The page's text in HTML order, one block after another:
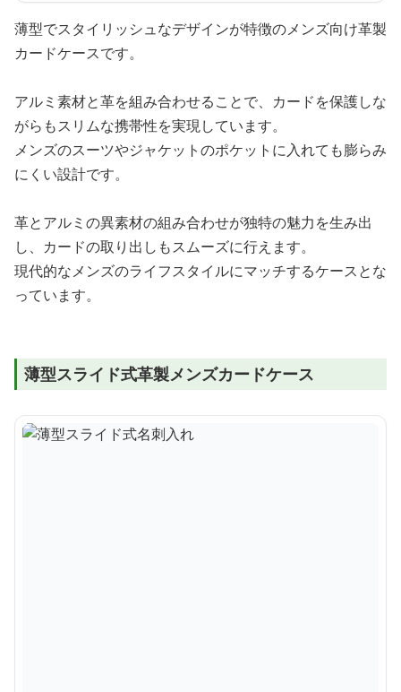
薄型でスタイリッシュなデザインが特徴のメンズ向け革製
カードケースです。
アルミ素材と革を組み合わせることで、カードを保護しな
がらもスリムな携帯性を実現しています。
メンズのスーツやジャケットのポケットに入れても膨らみ
にくい設計です。
革とアルミの異素材の組み合わせが独特の魅力を生み出
し、カードの取り出しもスムーズに行えます。
現代的なメンズのライフスタイルにマッチするケースとな
っています。
薄型スライド式革製メンズカードケース